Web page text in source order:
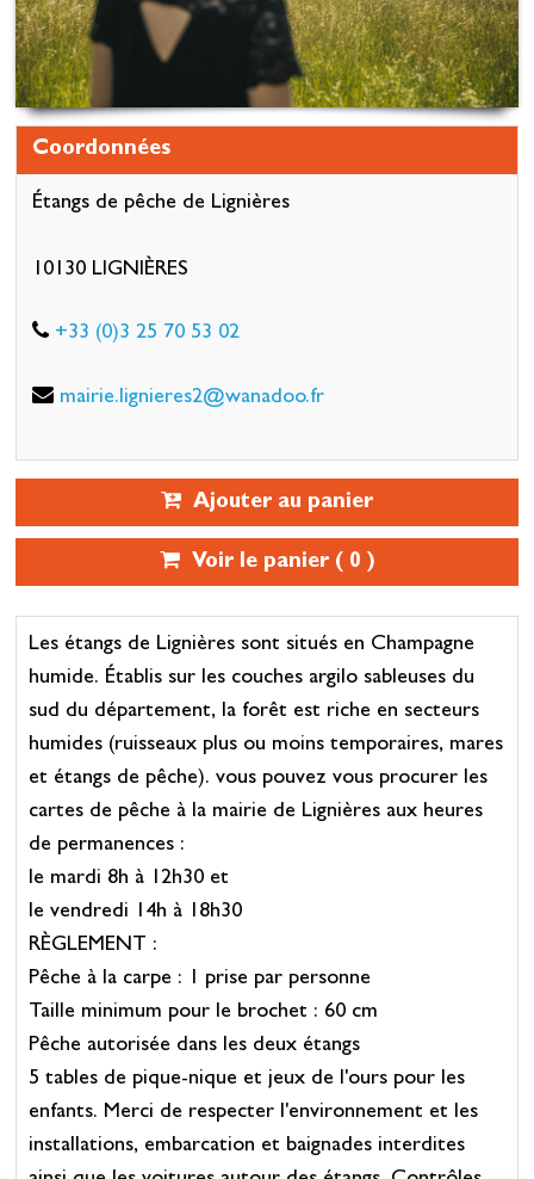
Coordonnées
Étangs de pêche de Lignières
10130 LIGNIÈRES
+33 (0)3 25 70 53 02
mairie.lignieres2@wanadoo.fr
Ajouter au panier
Voir le panier ( 0 )
Les étangs de Lignières sont situés en Champagne
humide. Établis sur les couches argilo sableuses du
sud du département, la forêt est riche en secteurs
humides (ruisseaux plus ou moins temporaires, mares
et étangs de pêche). vous pouvez vous procurer les
cartes de pêche à la mairie de Lignières aux heures
de permanences :
le mardi 8h à 12h30 et
le vendredi 14h à 18h30
RÈGLEMENT :
Pêche à la carpe : 1 prise par personne
Taille minimum pour le brochet : 60 cm
Pêche autorisée dans les deux étangs
5 tables de pique-nique et jeux de l'ours pour les
enfants. Merci de respecter l'environnement et les
installations, embarcation et baignades interdites